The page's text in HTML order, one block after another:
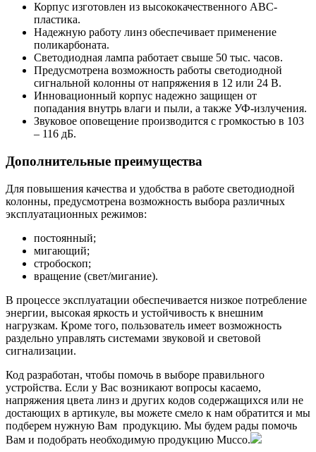
Корпус изготовлен из высококачественного ABC-
пластика.
Надежную работу линз обеспечивает применение
поликарбоната.
Светодиодная лампа работает свыше 50 тыс. часов.
Предусмотрена возможность работы светодиодной
сигнальной колонны от напряжения в 12 или 24 В.
Инновационный корпус надежно защищен от
попадания внутрь влаги и пыли, а также УФ-излучения.
Звуковое оповещение производится с громкостью в 103
– 116 дБ.
Дополнительные преимущества
Для повышения качества и удобства в работе светодиодной
колонны, предусмотрена возможность выбора различных
эксплуатационных режимов:
постоянный;
мигающий;
стробоскоп;
вращение (свет/мигание).
В процессе эксплуатации обеспечивается низкое потребление
энергии, высокая яркость и устойчивость к внешним
нагрузкам. Кроме того, пользователь имеет возможность
раздельно управлять системами звуковой и световой
сигнализации.
Код разработан, чтобы помочь в выборе правильного
устройства. Если у Вас возникают вопросы касаемо,
напряжения цвета линз и других кодов содержащихся или не
достающих в артикуле, вы можете смело к нам обратится и мы
подберем нужную Вам продукцию. Мы будем рады помочь
Вам и подобрать необходимую продукцию Mucco.